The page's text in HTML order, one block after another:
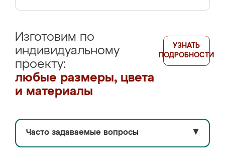
Изготовим по
индивидуальному
проекту:
любые размеры, цвета
и материалы
УЗНАТЬ
ПОДРОБНОСТИ
Часто задаваемые вопросы ▼